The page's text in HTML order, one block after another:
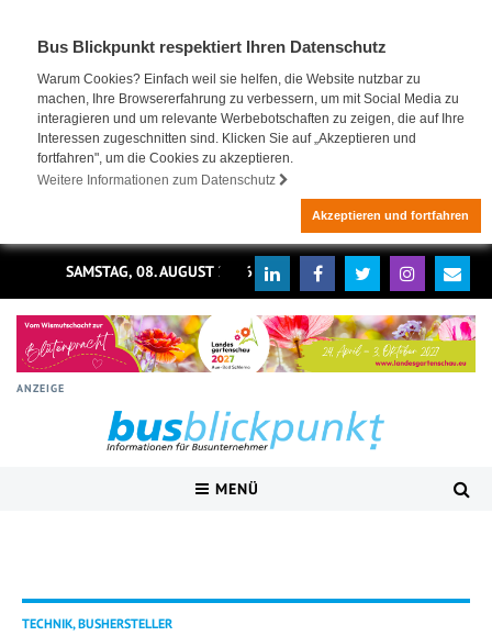
Bus Blickpunkt respektiert Ihren Datenschutz
Warum Cookies? Einfach weil sie helfen, die Website nutzbar zu
machen, Ihre Browsererfahrung zu verbessern, um mit Social Media zu
interagieren und um relevante Werbebotschaften zu zeigen, die auf Ihre
Interessen zugeschnitten sind. Klicken Sie auf „Akzeptieren und
fortfahren", um die Cookies zu akzeptieren.
Weitere Informationen zum Datenschutz
Akzeptieren und fortfahren
SAMSTAG, 08. AUGUST 2026
ANZEIGE
MENÜ
TECHNIK, BUSHERSTELLER